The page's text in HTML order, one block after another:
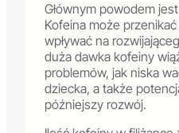
Głównym powodem
Kofeina może
wpływać na
duża dawka kofeiny
problemów, jak niska
dziecka, a także
późniejszy rozwój.